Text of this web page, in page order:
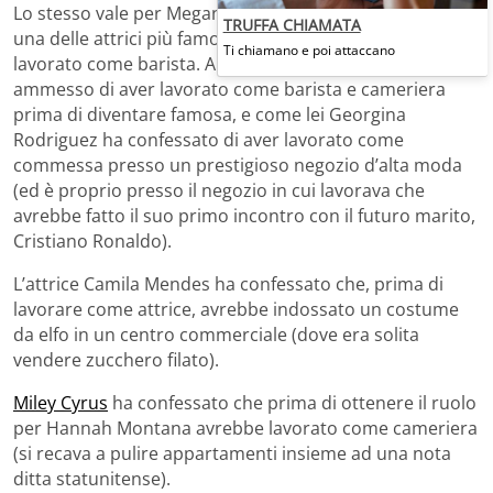
Lo stesso vale per Megan Fox, che prima di diventare
una delle attrici più famose e amate del mondo avrebbe
lavorato come barista. Anche Jennifer Aniston ha
ammesso di aver lavorato come barista e cameriera
prima di diventare famosa, e come lei Georgina
Rodriguez ha confessato di aver lavorato come
commessa presso un prestigioso negozio d’alta moda
(ed è proprio presso il negozio in cui lavorava che
avrebbe fatto il suo primo incontro con il futuro marito,
Cristiano Ronaldo).
L’attrice Camila Mendes ha confessato che, prima di
lavorare come attrice, avrebbe indossato un costume
da elfo in un centro commerciale (dove era solita
vendere zucchero filato).
Miley Cyrus ha confessato che prima di ottenere il ruolo
per Hannah Montana avrebbe lavorato come cameriera
(si recava a pulire appartamenti insieme ad una nota
ditta statunitense).
TRUFFA CHIAMATA
Ti chiamano e poi attaccano